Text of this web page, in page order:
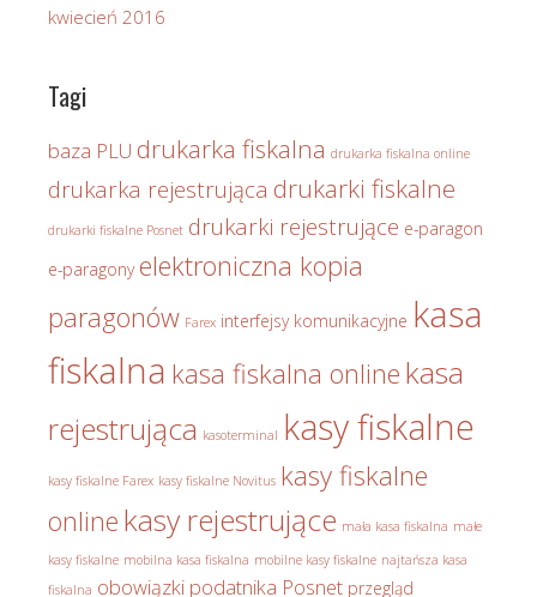
kwiecień 2016
Tagi
baza PLU drukarka fiskalna drukarka fiskalna online
drukarka rejestrująca drukarki fiskalne
drukarki fiskalne Posnet drukarki rejestrujące e-paragon
e-paragony elektroniczna kopia
paragonów Farex interfejsy komunikacyjne kasa
fiskalna kasa fiskalna online kasa
rejestrująca kasoterminal kasy fiskalne
kasy fiskalne Farex kasy fiskalne Novitus kasy fiskalne
online kasy rejestrujące mała kasa fiskalna małe
kasy fiskalne mobilna kasa fiskalna mobilne kasy fiskalne najtańsza kasa
fiskalna obowiązki podatnika Posnet przegląd